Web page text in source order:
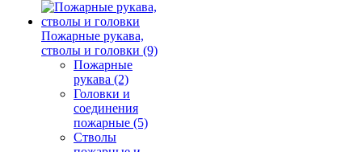
Пожарные рукава,
стволы и головки (9)
Пожарные
рукава (2)
Головки и
соединения
пожарные (5)
Стволы